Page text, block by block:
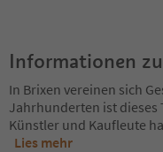
Informationen
In Brixen vereinen sich
Jahrhunderten ist dieses
Künstler und Kaufleute
Lies mehr